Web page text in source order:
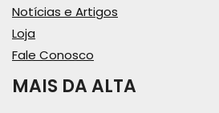
Notícias e Artigos
Loja
Fale Conosco
MAIS DA ALTA